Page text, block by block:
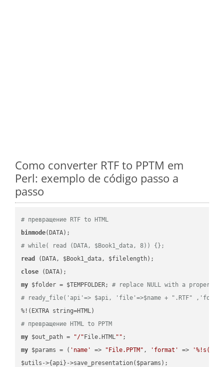
Como converter RTF to PPTM em
Perl: exemplo de código passo a
passo
# превращение RTF to HTML
binmode
# while( read (DATA, $Book1_data, 8)) {};
read
close
my $folder = $TEMPFOLDER; # replace NULL with a proper
# ready_file('api'=> $api, 'file'=>$name + ".RTF"
# превращение HTML to PPTM
my $out_path = "/" File.HTML""
my $params = ( 'name' => "File.PPTM" , 'format' =>